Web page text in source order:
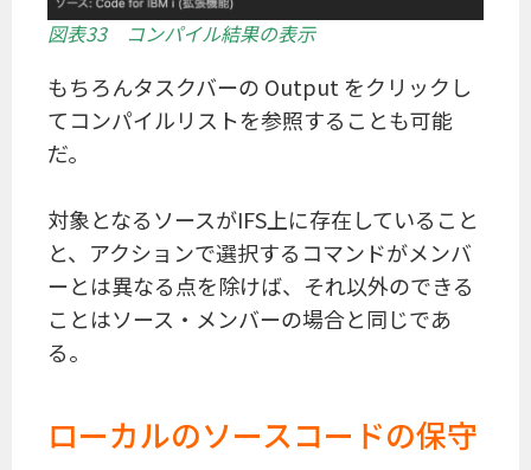
図表33 コンパイル結果の表示
もちろんタスクバーの Output をクリックし
てコンパイルリストを参照することも可能
だ。
対象となるソースがIFS上に存在していること
と、アクションで選択するコマンドがメンバ
ーとは異なる点を除けば、それ以外のできる
ことはソース・メンバーの場合と同じであ
る。
ローカルのソースコードの保守